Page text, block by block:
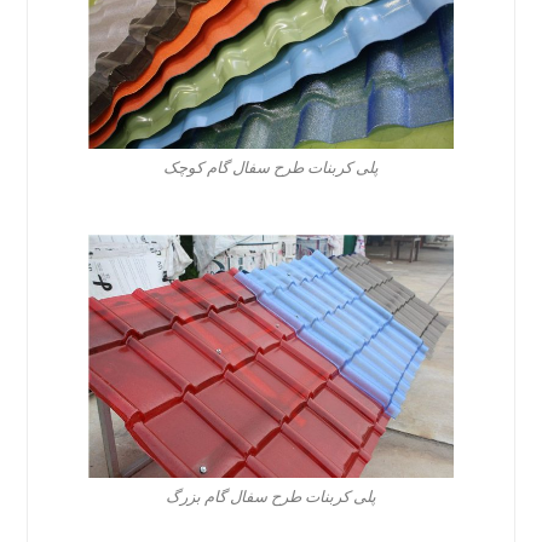
پلی کربنات طرح سفال گام کوچک
پلی کربنات طرح سفال گام بزرگ